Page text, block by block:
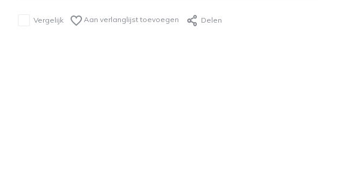
Vergelijk Aan verlanglijst toevoegen Delen